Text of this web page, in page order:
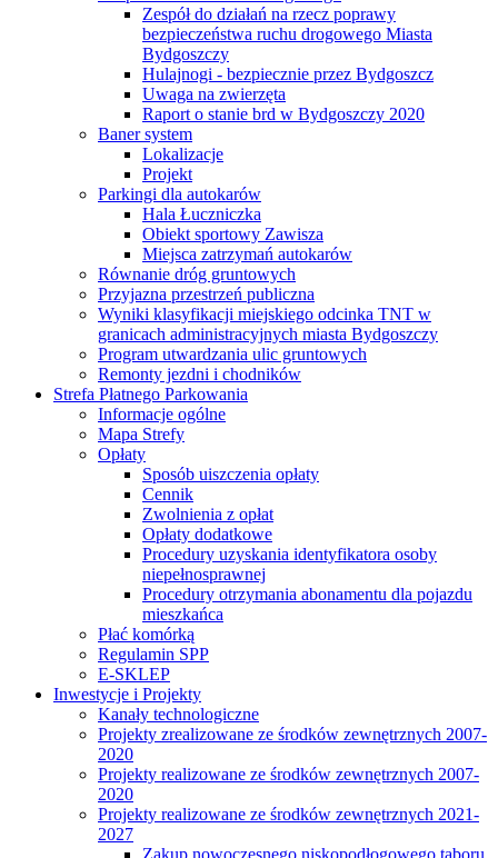
Zespół do działań na rzecz poprawy
bezpieczeństwa ruchu drogowego Miasta
Bydgoszczy
Hulajnogi - bezpiecznie przez Bydgoszcz
Uwaga na zwierzęta
Raport o stanie brd w Bydgoszczy 2020
Baner system
Lokalizacje
Projekt
Parkingi dla autokarów
Hala Łuczniczka
Obiekt sportowy Zawisza
Miejsca zatrzymań autokarów
Równanie dróg gruntowych
Przyjazna przestrzeń publiczna
Wyniki klasyfikacji miejskiego odcinka TNT w
granicach administracyjnych miasta Bydgoszczy
Program utwardzania ulic gruntowych
Remonty jezdni i chodników
Strefa Płatnego Parkowania
Informacje ogólne
Mapa Strefy
Opłaty
Sposób uiszczenia opłaty
Cennik
Zwolnienia z opłat
Opłaty dodatkowe
Procedury uzyskania identyfikatora osoby
niepełnosprawnej
Procedury otrzymania abonamentu dla pojazdu
mieszkańca
Płać komórką
Regulamin SPP
E-SKLEP
Inwestycje i Projekty
Kanały technologiczne
Projekty zrealizowane ze środków zewnętrznych 2007-
2020
Projekty realizowane ze środków zewnętrznych 2007-
2020
Projekty realizowane ze środków zewnętrznych 2021-
2027
Zakup nowoczesnego niskopodłogowego taboru